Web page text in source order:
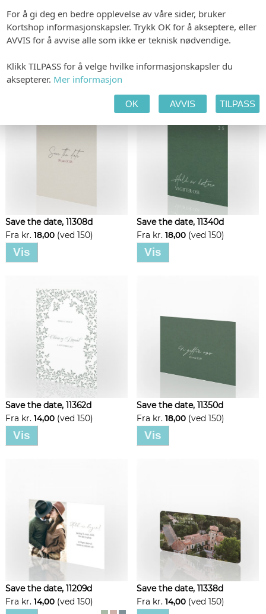
Save the date, 11353d
Vis
Save the date, 11310d
Vis
Save the date, 11308d
Fra kr. 18,00 (ved 150)
Vis
Save the date, 11340d
Fra kr. 18,00 (ved 150)
Vis
Save the date, 11362d
Fra kr. 14,00 (ved 150)
Vis
Save the date, 11350d
Fra kr. 18,00 (ved 150)
Vis
Save the date, 11209d
Fra kr. 14,00 (ved 150)
Save the date, 11338d
Fra kr. 14,00 (ved 150)
For å gi deg en bedre opplevelse av våre sider, bruker
Kortshop informasjonskapsler. Trykk OK for å akseptere, eller
AVVIS for å avvise alle som ikke er teknisk nødvendige.
Klikk TILPASS for å velge hvilke informasjonskapsler du
aksepterer. Mer informasjon
OK AVVIS TILPASS